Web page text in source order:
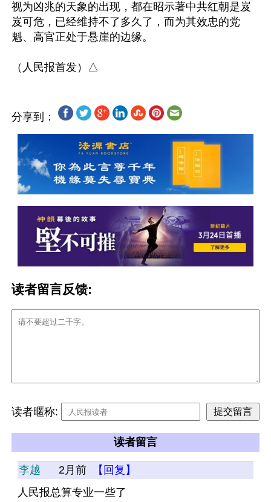
视为凶兆的天象的出现，都在昭示著中共红朝是岌
岌可危，已经维持不了多久了，而为其效忠的党
魁、高官正处于悬崖的边缘。
分享到：
读者留言反馈:
读者暱称:
读者留言
李越 2月前
【回复】
人民报总算专业一些了